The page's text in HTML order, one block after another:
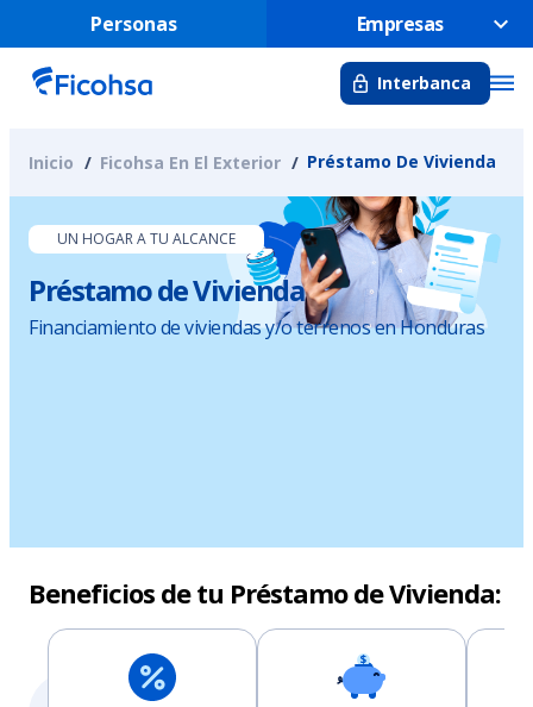
Personas Empresas
Interbanca
Inicio Ficohsa En El Exterior Préstamo De Vivienda
UN HOGAR A TU ALCANCE
Préstamo de Vivienda
Financiamiento de viviendas y/o terrenos en Honduras
Beneficios de tu Préstamo de Vivienda: